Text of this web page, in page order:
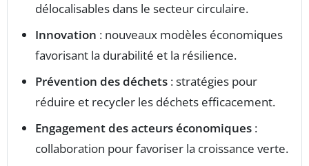
délocalisables dans le secteur circulaire.
Innovation : nouveaux modèles économiques
favorisant la durabilité et la résilience.
Prévention des déchets : stratégies pour
réduire et recycler les déchets efficacement.
Engagement des acteurs économiques :
collaboration pour favoriser la croissance verte.